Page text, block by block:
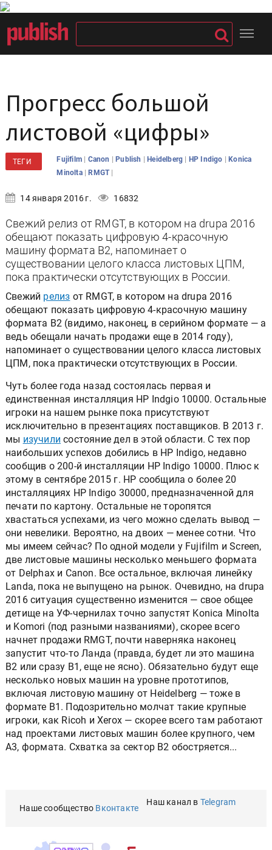
Прогресс большой
листовой «цифры»
ТЕГИ Fujifilm | Canon |Publish |Heidelberg | HP Indigo |Konica
Minolta |RMGT |
14 января 2016 г. 16832
Свежий релиз от RMGT, в котором на drupa 2016
обещают показать цифровую 4-красочную
машину формата B2, напоминает о
существовании целого класса листовых ЦПМ,
пока практически отсутствующих в России.
Свежий релиз от RMGT, в котором на drupa 2016
обещают показать цифровую 4-красочную машину
формата B2 (видимо, наконец, в серийном формате — а
ведь обещали начать продажи еще в 2014 году),
напоминает о существовании целого класса листовых
ЦПМ, пока практически отсутствующих в России.
Чуть более года назад состоялась первая и
единственная инсталляция HP Indgio 10000. Остальные
игроки на нашем рынке пока присутствуют
исключительно в презентациях поставщиков. В 2013 г.
мы изучили состояние дел в этой области. С тех пор
наибольших успехов добились в HP Indigo, недавно
сообщив о 200-й инсталляции HP Indigo 10000. Плюс к
этому в сентябре 2015 г. HP сообщила о более 20
инсталляциях HP Indigo 30000, предназначенной для
печати по картону. Остальные не торопятся
хвастаться успехами, из чего можно сделать вывод —
они невелики. Вероятно, на двоих — менее сотни. Что
мы имеем сейчас? По одной модели у Fujifilm и Screen,
две листовые машины несколько меньшего формата
от Delphax и Canon. Все остальное, включая линейку
Landa, пока не выпущено на рынок. Очевидно, на drupa
2016 ситуация существенно изменится — свое общее
детище на УФ-чернилах точно запустят Konica Minolta
и Komori (под разными названиями), скорее всего
начнет продажи RMGT, почти наверняка наконец
запустит что-то Ланда (правда, будет ли это машина
B2 или сразу B1, еще не ясно). Обязательно будут еще
несколько новых машин на уровне прототипов,
включая листовую машину от Heidelberg — тоже в
формате B1. Подозрительно молчат такие крупные
игроки, как Ricoh и Xerox — скорее всего там работают
над проектами листовых машин более крупного, чем
А3, формата. Схватка за сектор B2 обостряется...
Наше сообщество Вконтакте
Наш канал в Telegram